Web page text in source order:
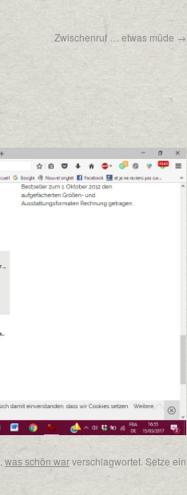
Zwischenruf … etwas müde →
was schön warverschlagwortet. Setze ein